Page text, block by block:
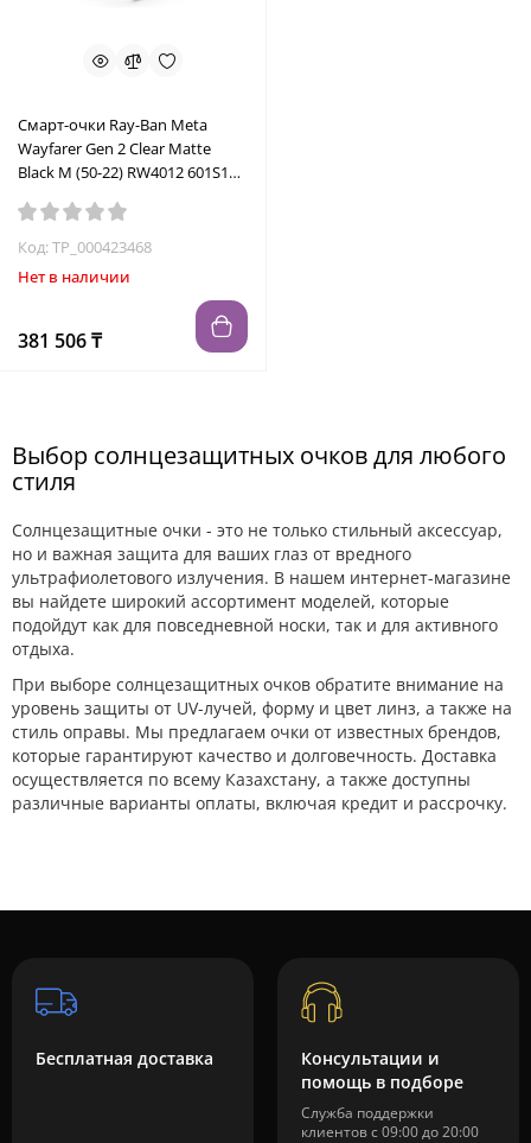
Смарт-очки Ray-Ban Meta
Wayfarer Gen 2 Clear Matte
Black M (50-22) RW4012 601S1Z-
Код: TP_000423468
Нет в наличии
381 506 ₸
Выбор солнцезащитных очков для любого
стиля
Солнцезащитные очки - это не только стильный аксессуар,
но и важная защита для ваших глаз от вредного
ультрафиолетового излучения. В нашем интернет-магазине
вы найдете широкий ассортимент моделей, которые
подойдут как для повседневной носки, так и для активного
отдыха.
При выборе солнцезащитных очков обратите внимание на
уровень защиты от UV-лучей, форму и цвет линз, а также на
стиль оправы. Мы предлагаем очки от известных брендов,
которые гарантируют качество и долговечность. Доставка
осуществляется по всему Казахстану, а также доступны
различные варианты оплаты, включая кредит и рассрочку.
Бесплатная доставка
Консультации и
помощь в подборе
Служба поддержки
клиентов с 09:00 до 20:00